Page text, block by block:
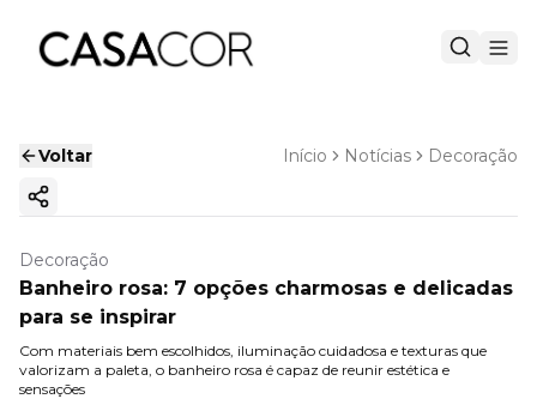
Voltar Início Notícias Decoração
Copiar link
Decoração
Banheiro rosa: 7 opções charmosas e delicadas
para se inspirar
Com materiais bem escolhidos, iluminação cuidadosa e texturas que
valorizam a paleta, o banheiro rosa é capaz de reunir estética e
sensações